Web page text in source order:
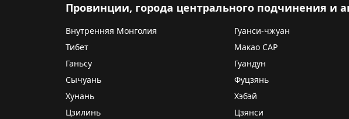
Провинции, города центрального подчинения и
Внутренняя Монголия Гуанси-чжуан
Тибет
Макао САР
Ганьсу
Гуандун
Сычуань
Фуцзянь
Хунань
Хэбэй
Цзилинь
Цзянси